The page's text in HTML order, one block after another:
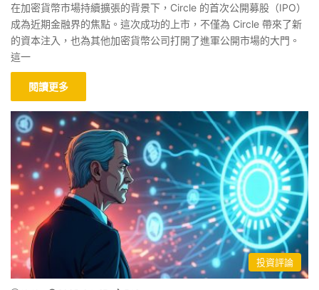
在加密貨幣市場持續擴張的背景下，Circle 的首次公開募股（IPO）
成為近期金融界的焦點。這次成功的上市，不僅為 Circle 帶來了新
的資本注入，也為其他加密貨幣公司打開了進軍公開市場的大門。
這一
閱讀更多
投資評論